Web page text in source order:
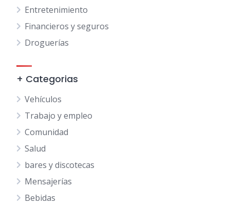
Entretenimiento
Financieros y seguros
Droguerías
+ Categorias
Vehículos
Trabajo y empleo
Comunidad
Salud
bares y discotecas
Mensajerías
Bebidas